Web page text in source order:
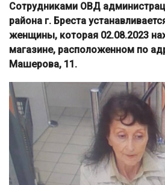
Сотрудниками ОВД
района г. Бреста
женщины, которая 02.08.2023
магазине, расположенном по
Машерова, 11.